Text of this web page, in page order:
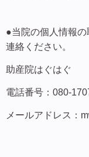
●当院の個人情報
連絡ください。
助産院はぐはぐ
電話番号：080-
メールアドレス：